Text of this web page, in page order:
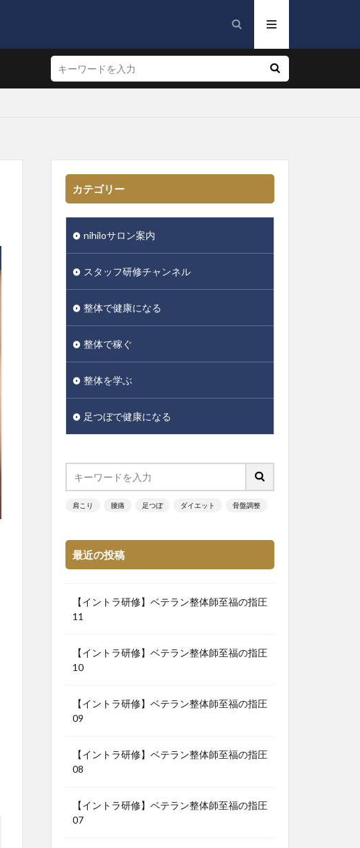
カテゴリー
nihiloサロン案内
スタッフ研修チャンネル
整体で健康になる
整体で稼ぐ
整体を学ぶ
足つぼで健康になる
肩こり 腰痛 足つぼ ダイエット 骨盤調整
最近の投稿
【イントラ研修】ベテラン整体師至福の指圧
11
【イントラ研修】ベテラン整体師至福の指圧
10
【イントラ研修】ベテラン整体師至福の指圧
09
【イントラ研修】ベテラン整体師至福の指圧
08
【イントラ研修】ベテラン整体師至福の指圧
07